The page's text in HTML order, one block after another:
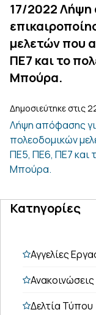
17/2022 Λήψη
μελετών που
ΠΕ7 και το
Μπούρα.
Δημοσιεύτηκε στις
Λήψη απόφασης
πολεοδομικών
ΠΕ5, ΠΕ6, ΠΕ7 και
Μπούρα.
Κατηγορίες
Αγγελίες
Ανακοινώσεις
Δελτία Τύπου